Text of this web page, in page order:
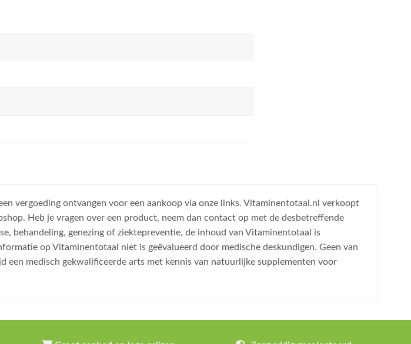
vergoeding ontvangen voor een aankoop via onze links. Vitaminentotaal.nl verkoopt
Heb je vragen over een product, neem dan contact op met de desbetreffende
behandeling, genezing of ziektepreventie, de inhoud van Vitaminentotaal is
op Vitaminentotaal niet is geëvalueerd door medische deskundigen. Geen van
medisch gekwalificeerde arts met kennis van natuurlijke supplementen voor